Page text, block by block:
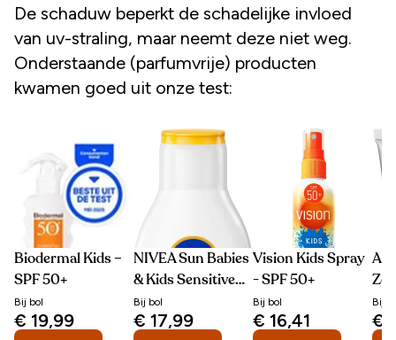
De schaduw beperkt de schadelijke invloed
van uv-straling, maar neemt deze niet weg.
Onderstaande (parfumvrije) producten
kwamen goed uit onze test:
Biodermal Kids –
SPF 50+
Bij bol
€ 19,99
NIVEA Sun Babies
& Kids Sensitive
Protect SPF 50+
Bij bol
€ 17,99
Vision Kids Spray
- SPF 50+
Bij bol
€ 16,41
–
Bij
€